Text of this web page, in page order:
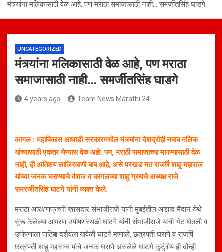
मंत्र्यांना मलिकासाठी वेळ आहे, पण मराठा समाजासाठी नाही… समर्जीतसिंह घाडगे
UNCATEGORIZED
मंत्र्यांना मलिकासाठी वेळ आहे, पण मराठा
समाजासाठी नाही… समर्जीतसिंह घाडगे
4 years ago Team News Marathi 24
कागल : महाविकास आघाडी सरकारमधील मंत्र्यांना देशद्रोही नवाब मलिक
यांच्यासाठी एकत्र येण्यास वेळ आहे. पण, मराठी समाजाच्या मागण्यासाठी वेळ
नाही, ही अतिशय लाजिरवाणी बाब आहे, असे परखड मत राजर्षि शाहू महाराज
यांच्या जनक घराण्याचे वंशज व कागलच्या शाहू ग्रुपचे अध्यक्ष राजे
समरजीतसिंह घाटगे यांनी व्यक्त केले.
मराठा आरक्षणप्रश्नी खासदार संभाजीराजे यांनी मुंबईतील आझाद मैदान येथे
सुरू केलेल्या आमरण उपोषणस्थळी घाटगे यांनी संभाजीराजे यांची भेट घेतली व
उपोषणाला पाठिंबा दर्शवला.यावेळी घाटगे म्हणाले, छत्रपती घराणे व राजर्षि
छत्रपती शाहू महाराज यांचे जनक घराणे असलेले घाटगे कुटुंबीय ही दोन्ही